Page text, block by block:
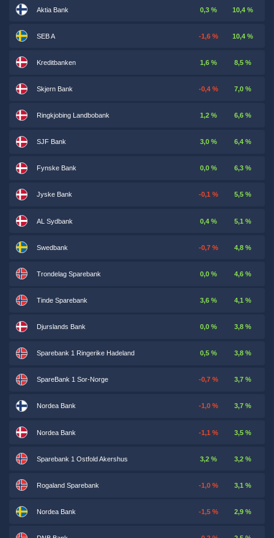
Aktia Bank 0,3 % 10,4 %
SEB A -1,6 % 10,4 %
Kreditbanken 1,6 % 8,5 %
Skjern Bank -0,4 % 7,0 %
Ringkjobing Landbobank 1,2 % 6,6 %
SJF Bank 3,0 % 6,4 %
Fynske Bank 0,0 % 6,3 %
Jyske Bank -0,1 % 5,5 %
AL Sydbank 0,4 % 5,1 %
Swedbank -0,7 % 4,8 %
Trondelag Sparebank 0,0 % 4,6 %
Tinde Sparebank 3,6 % 4,1 %
Djurslands Bank 0,0 % 3,8 %
Sparebank 1 Ringerike Hadeland 0,5 % 3,8 %
SpareBank 1 Sor-Norge -0,7 % 3,7 %
Nordea Bank -1,0 % 3,7 %
Nordea Bank -1,1 % 3,5 %
Sparebank 1 Ostfold Akershus 3,2 % 3,2 %
Rogaland Sparebank -1,0 % 3,1 %
Nordea Bank -1,5 % 2,9 %